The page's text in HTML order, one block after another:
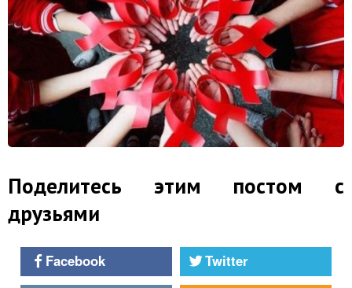
Поделитесь этим постом с
друзьями
Facebook
Twitter